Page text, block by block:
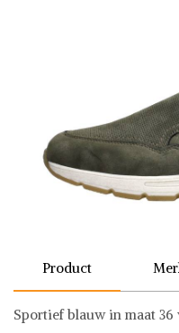
Product
Sportief blauw in maat